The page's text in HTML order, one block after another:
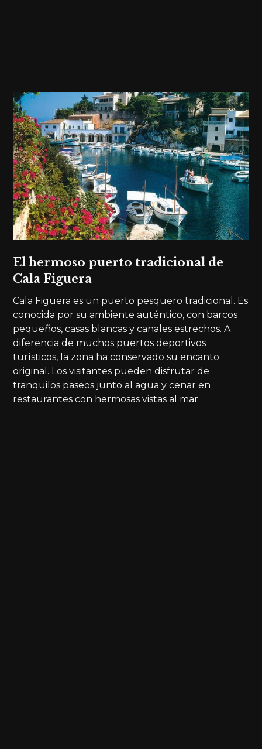
El hermoso puerto tradicional de
Cala Figuera
Cala Figuera es un puerto pesquero tradicional. Es
conocida por su ambiente auténtico, con barcos
pequeños, casas blancas y canales estrechos. A
diferencia de muchos puertos deportivos
turísticos, la zona ha conservado su encanto
original. Los visitantes pueden disfrutar de
tranquilos paseos junto al agua y cenar en
restaurantes con hermosas vistas al mar.